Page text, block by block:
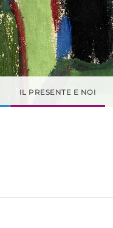
IL PRESENTE E NOI